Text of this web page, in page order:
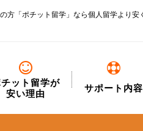
方「ポチット留学」なら個人留学より安
ット留学が
安い理由
サポート内容